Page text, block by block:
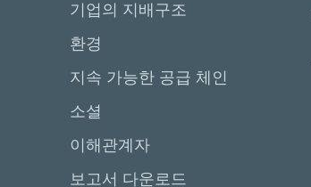
기업의 지배구조
환경
지속 가능한 공급 체인
소셜
이해관계자
보고서 다운로드